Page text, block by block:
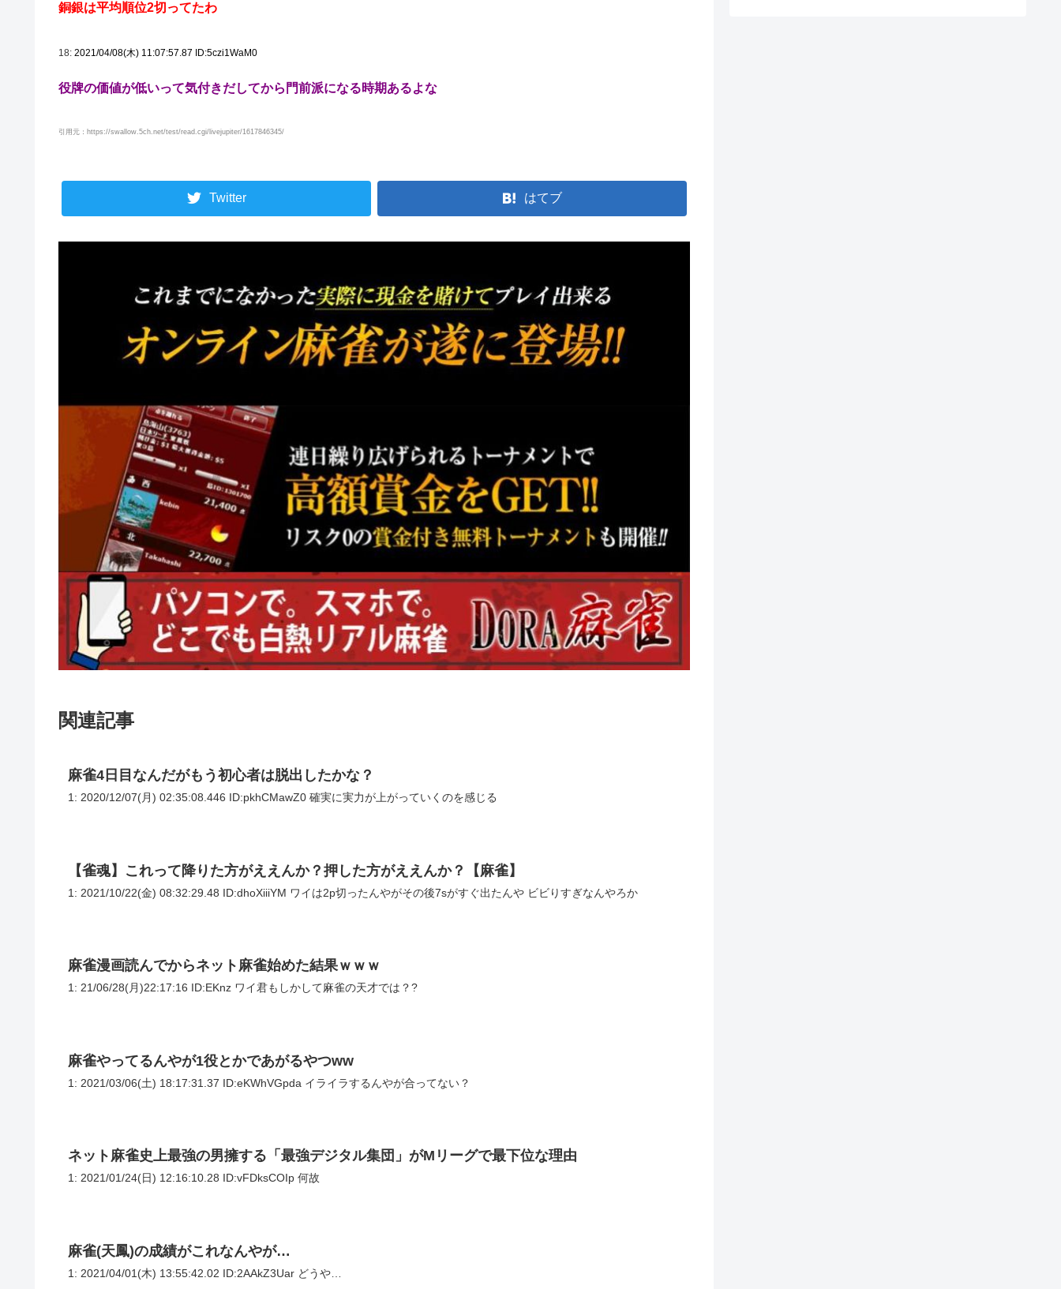
銅銀は平均順位2切ってたわ
18: 2021/04/08(木) 11:07:57.87 ID:5czi1WaM0
役牌の価値が低いって気付きだしてから門前派になる時期あるよな
引用元：https://swallow.5ch.net/test/read.cgi/livejupiter/1617846345/
Twitter はてブ
関連記事
麻雀4日目なんだがもう初心者は脱出したかな？
1: 2020/12/07(月) 02:35:08.446 ID:pkhCMawZ0 確実に実力が上がっていくのを感じる
【雀魂】これって降りた方がええんか？押した方がええんか？【麻雀】
1: 2021/10/22(金) 08:32:29.48 ID:dhoXiiiYM ワイは2p切ったんやがその後7sがすぐ出たんや ビビりすぎなんやろか
麻雀漫画読んでからネット麻雀始めた結果ｗｗｗ
1: 21/06/28(月)22:17:16 ID:EKnz ワイ君もしかして麻雀の天才では？?
麻雀やってるんやが1役とかであがるやつww
1: 2021/03/06(土) 18:17:31.37 ID:eKWhVGpda イライラするんやが合ってない？
ネット麻雀史上最強の男擁する「最強デジタル集団」がMリーグで最下位な理由
1: 2021/01/24(日) 12:16:10.28 ID:vFDksCOIp 何故
麻雀(天鳳)の成績がこれなんやが…
1: 2021/04/01(木) 13:55:42.02 ID:2AAkZ3Uar どうや…